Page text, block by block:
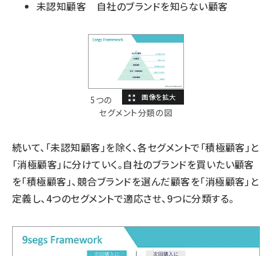
未認知顧客 自社のブランドを知らない顧客
5つの
セグメント分類の図
続いて、「未認知顧客」を除く、各セグメントで「積極顧客」と
「消極顧客」に分けていく。自社のブランドを買いたい顧客
を「積極顧客」、競合ブランドを選んだ顧客を「消極顧客」と
定義し、4つのセグメントで適応させ、9つに分類する。